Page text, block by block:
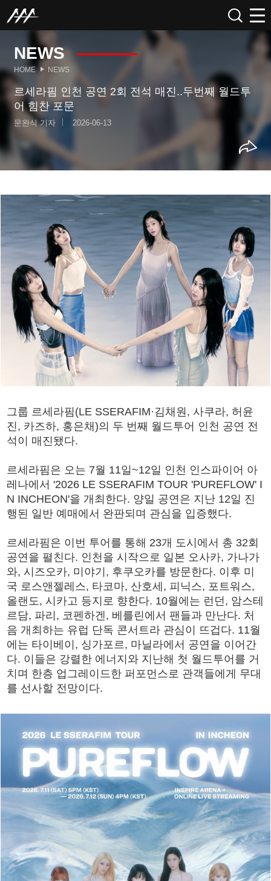
NEWS
HOME NEWS
르세라핌 인천 공연 2회 전석 매진..두번째 월드투
어 힘찬 포문
문완식 기자 2026-06-13
그룹 르세라핌(LE SSERAFIM·김채원, 사쿠라, 허윤
진, 카즈하, 홍은채)의 두 번째 월드투어 인천 공연 전
석이 매진됐다.
르세라핌은 오는 7월 11일~12일 인천 인스파이어 아
레나에서 '2026 LE SSERAFIM TOUR 'PUREFLOW' I
N INCHEON'을 개최한다. 양일 공연은 지난 12일 진
행된 일반 예매에서 완판되며 관심을 입증했다.
르세라핌은 이번 투어를 통해 23개 도시에서 총 32회
공연을 펼친다. 인천을 시작으로 일본 오사카, 가나가
와, 시즈오카, 미야기, 후쿠오카를 방문한다. 이후 미
국 로스앤젤레스, 타코마, 산호세, 피닉스, 포트워스,
올랜도, 시카고 등지로 향한다. 10월에는 런던, 암스테
르담, 파리, 코펜하겐, 베를린에서 팬들과 만난다. 처
음 개최하는 유럽 단독 콘서트라 관심이 뜨겁다. 11월
에는 타이베이, 싱가포르, 마닐라에서 공연을 이어간
다. 이들은 강렬한 에너지와 지난해 첫 월드투어를 거
치며 한층 업그레이드한 퍼포먼스로 관객들에게 무대
를 선사할 전망이다.